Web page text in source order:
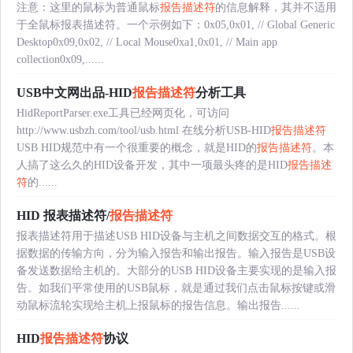
注意：这里的鼠标为普通鼠标报告描述符的信息解释，其并不适用
于全鼠标报表描述符。一个示例如下：0x05,0x01, // Global Generic
Desktop0x09,0x02, // Local Mouse0xa1,0x01, // Main app
collection0x09,......
USB中文网出品-HID报告描述符分析工具
HidReportParser.exe工具已经网页化，可访问
http://www.usbzh.com/tool/usb.html 在线分析USB-HID报告描述符
USB HID规范中有一个很重要的概念，就是HID的报告描述符。本
人搞了这么久的HID设备开发，其中一项最头疼的是HID报告描述
符的......
HID 报表描述符/报告描述符
报表描述符用于描述USB HID设备与主机之间数据交互的格式。根
据数据的传输方向，分为输入报告和输出报告。输入报告是USB设
备发送数据给主机的。大部分的USB HID设备主要实现的是输入报
告。如我们平常使用的USB鼠标，就是通过我们点击鼠标按键或滑
动鼠标流轮实现给主机上报鼠标的报告信息。输出报告......
HID报告描述符协议